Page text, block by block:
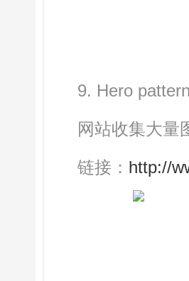
9. Hero
网站收集大量图
链接： http://